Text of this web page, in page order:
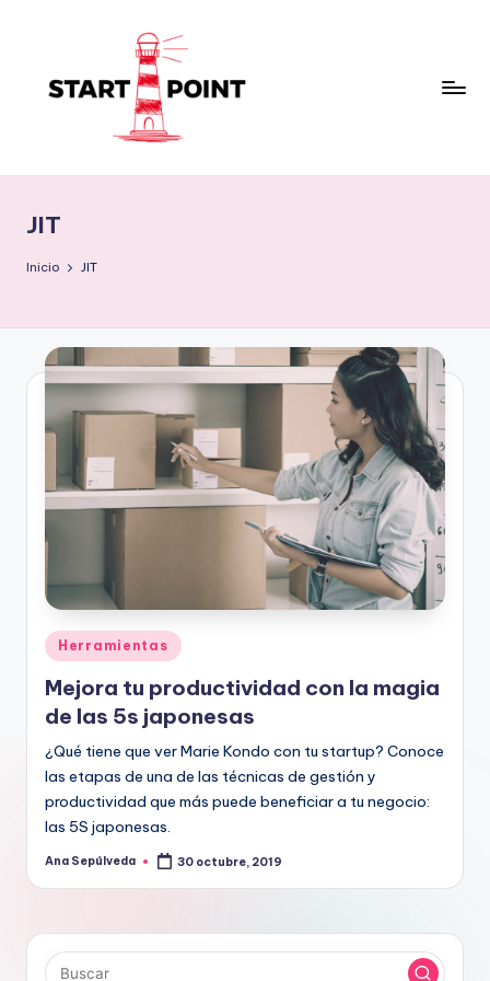
contenido
JIT
Inicio JIT
Publicado
en
Herramientas
Mejora tu productividad con la magia
de las 5s japonesas
¿Qué tiene que ver Marie Kondo con tu startup? Conoce
las etapas de una de las técnicas de gestión y
productividad que más puede beneficiar a tu negocio:
las 5S japonesas.
Publicado
Ana Sepúlveda 30 octubre, 2019